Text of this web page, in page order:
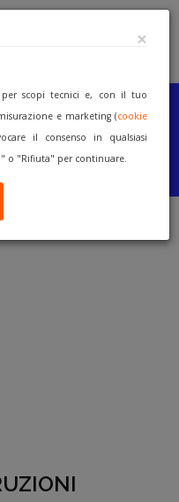
×
scopi tecnici e, con il tuo
e marketing (cookie
il consenso in qualsiasi
o "Rifiuta" per continuare.